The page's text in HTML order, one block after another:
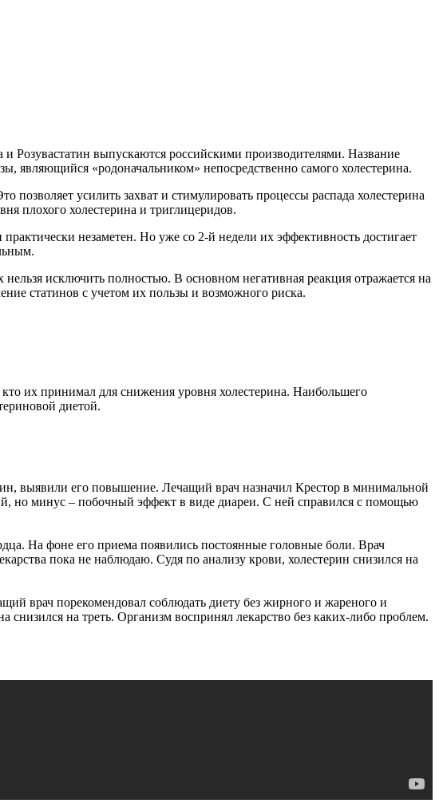
Розувастатин выпускаются российскими производителями. Название
являющийся «родоначальником» непосредственно самого холестерина.
усилить захват и стимулировать процессы распада холестерина
плохого холестерина и триглицеридов.
незаметен. Но уже со 2-й недели их эффективность достигает
исключить полностью. В основном негативная реакция отражается на
статинов с учетом их пользы и возможного риска.
их принимал для снижения уровня холестерина. Наибольшего
диетой.
выявили его повышение. Лечащий врач назначил Крестор в минимальной
но минус – побочный эффект в виде диареи. С ней справился с помощью
На фоне его приема появились постоянные головные боли. Врач
пока не наблюдаю. Судя по анализу крови, холестерин снизился на
врач порекомендовал соблюдать диету без жирного и жареного и
на треть. Организм воспринял лекарство без каких-либо проблем.